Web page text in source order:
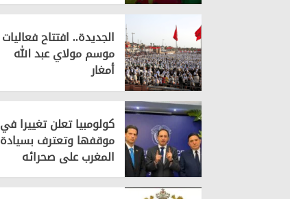
الجديدة.. افتتاح فعاليات
موسم مولاي عبد الله
أمغار
كولومبيا تعلن تغييرا في
موقفها وتعترف بسيادة
المغرب على صحرائه